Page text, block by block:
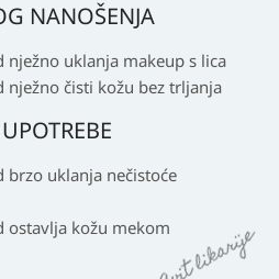
NANOŠENJA
nježno uklanja makeup s lica
nježno čisti kožu bez trljanja
brzo uklanja nečistoće
ostavlja kožu mekom